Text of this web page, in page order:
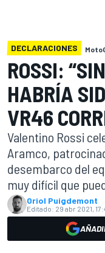
DECLARACIONES
ROSSI:
HABRÍA
VR46
Valentino Rossi
Aramco,
desembarco del
muy difícil que
Oriol Puigdemont
Editado: 29 abr 2021,